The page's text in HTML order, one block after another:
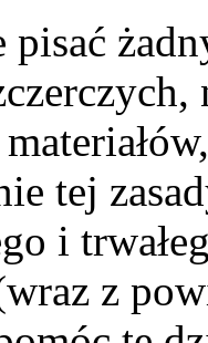
pisać
tej
i
z